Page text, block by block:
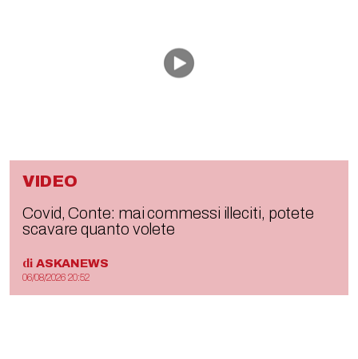
VIDEO
Covid, Conte: mai commessi illeciti, potete
scavare quanto volete
di ASKANEWS
06/08/2026 20:52